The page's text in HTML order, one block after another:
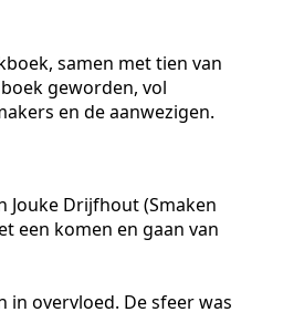
samen met tien van
geworden, vol
en de aanwezigen.
Jouke Drijfhout (Smaken
een komen en gaan van
in overvloed. De sfeer was